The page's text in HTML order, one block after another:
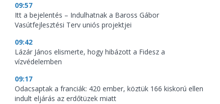
09:57
Itt a bejelentés – Indulhatnak a Baross Gábor
Vasútfejlesztési Terv uniós projektjei
09:42
Lázár János elismerte, hogy hibázott a Fidesz a
vízvédelemben
09:17
Odacsaptak a franciák: 420 ember, köztük 166 kiskorú ellen
indult eljárás az erdőtüzek miatt